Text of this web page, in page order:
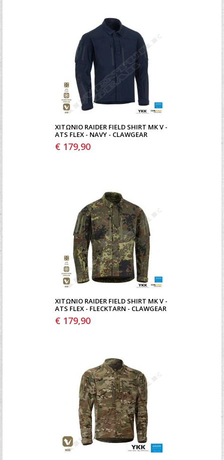
ΧΙΤΏΝΙΟ RAIDER FIELD SHIRT MK V -
ATS FLEX - NAVY - CLAWGEAR
€ 179,90
ΧΙΤΏΝΙΟ RAIDER FIELD SHIRT MK V -
ATS FLEX - FLECKTARN - CLAWGEAR
€ 179,90